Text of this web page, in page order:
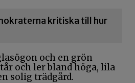
kritiska till hur